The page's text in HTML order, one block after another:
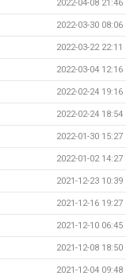
2022-04-08 21:46
2022-03-30 08:06
2022-03-22 22:11
2022-03-04 12:16
2022-02-24 19:16
2022-02-24 18:54
2022-01-30 15:27
2022-01-02 14:27
2021-12-23 10:39
2021-12-16 19:27
2021-12-10 06:45
2021-12-08 18:50
2021-12-04 09:48